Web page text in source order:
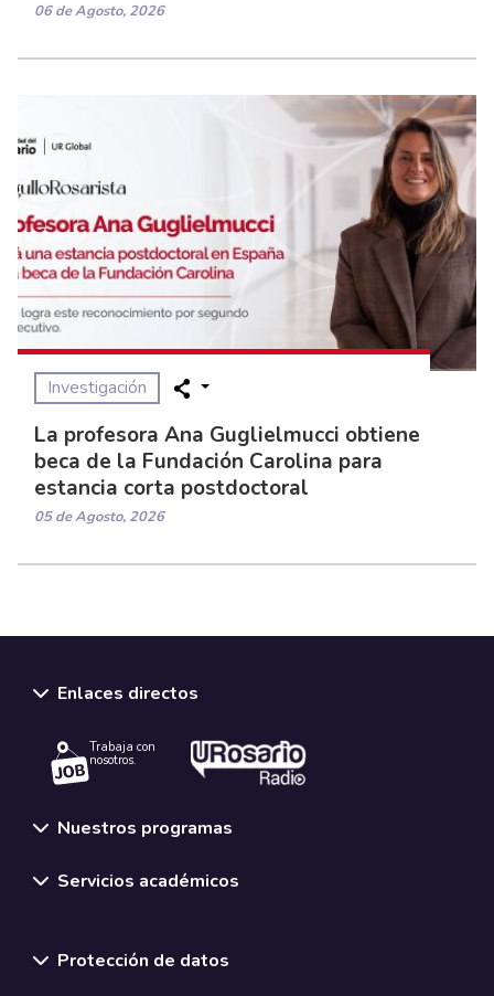
06 de Agosto, 2026
Investigación
La profesora Ana Guglielmucci obtiene
beca de la Fundación Carolina para
estancia corta postdoctoral
05 de Agosto, 2026
Enlaces directos
Trabaja con
nosotros.
Nuestros programas
Servicios académicos
Protección de datos